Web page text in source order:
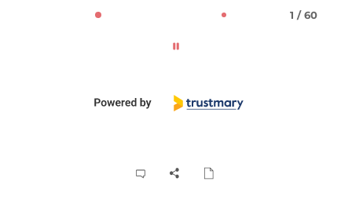
1 / 60